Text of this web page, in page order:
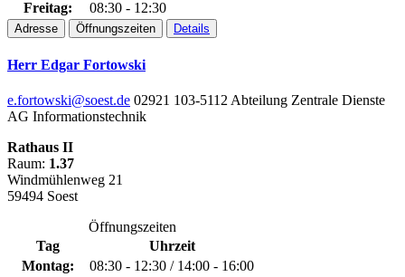
Freitag: 08:30 - 12:30
Adresse Öffnungszeiten Details
Herr Edgar Fortowski
e.fortowski@soest.de 02921 103-5112 Abteilung Zentrale Dienste
AG Informationstechnik
Rathaus II
Raum: 1.37
Windmühlenweg 21
59494 Soest
Öffnungszeiten
Tag
Uhrzeit
Montag:
08:30 - 12:30 / 14:00 - 16:00